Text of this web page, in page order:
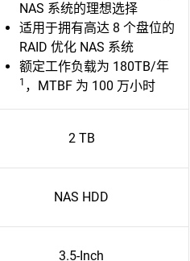
NAS 系统的理想选择
适用于拥有高达 8 个盘位的
RAID 优化 NAS 系统
额定工作负载为 180TB/年
1 ，MTBF 为 100 万小时
2 TB
NAS HDD
3.5-Inch